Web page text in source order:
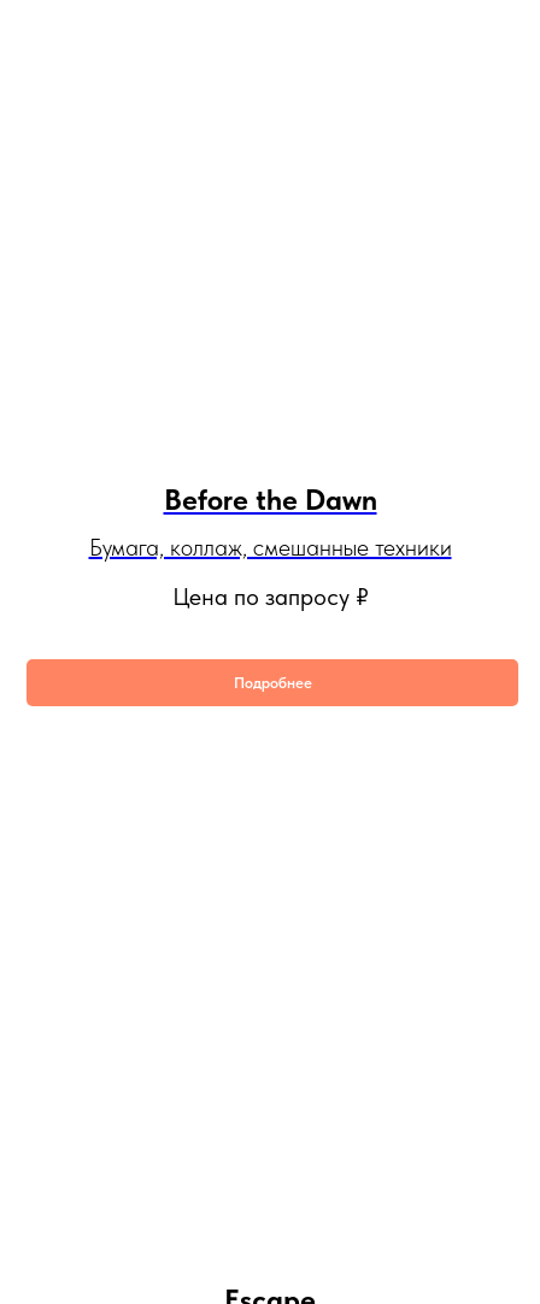
Before the Dawn
Бумага, коллаж, смешанные техники
Цена по запросу ₽
Подробнее